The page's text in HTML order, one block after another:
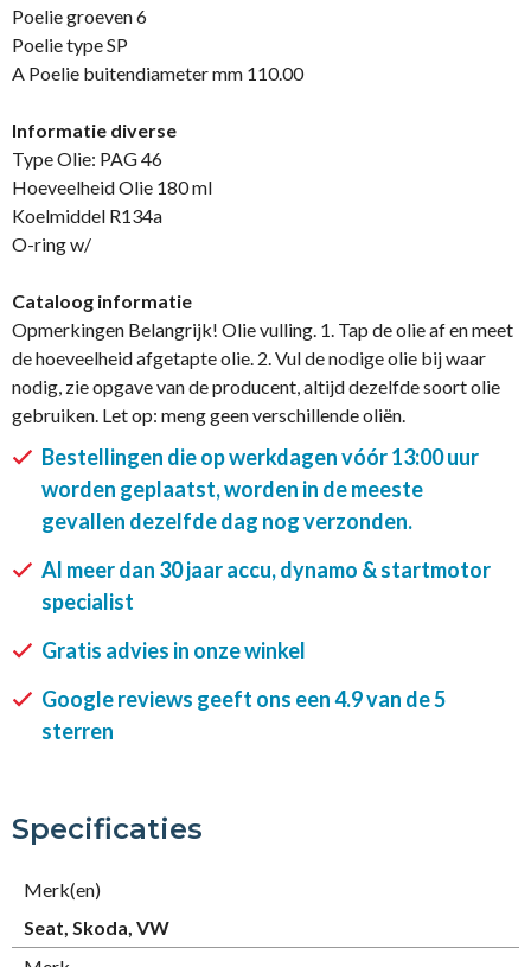
Poelie groeven 6
Poelie type SP
A Poelie buitendiameter mm 110.00
Informatie diverse
Type Olie: PAG 46
Hoeveelheid Olie 180 ml
Koelmiddel R134a
O-ring w/
Cataloog informatie
Opmerkingen Belangrijk! Olie vulling. 1. Tap de olie af en meet
de hoeveelheid afgetapte olie. 2. Vul de nodige olie bij waar
nodig, zie opgave van de producent, altijd dezelfde soort olie
gebruiken. Let op: meng geen verschillende oliën.
Bestellingen die op werkdagen vóór 13:00 uur
worden geplaatst, worden in de meeste
gevallen dezelfde dag nog verzonden.
Al meer dan 30 jaar accu, dynamo & startmotor
specialist
Gratis advies in onze winkel
Google reviews geeft ons een 4.9 van de 5
sterren
Specificaties
Merk(en)
Seat, Skoda, VW